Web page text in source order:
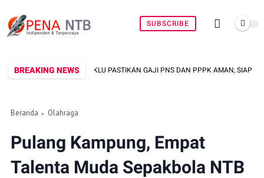
SUBSCRIBE
BREAKING NEWS
KLU PASTIKAN GAJI PNS DAN PPPK AMAN, SIAPKAN RP360 MILIAR
Beranda Olahraga
Pulang Kampung, Empat
Talenta Muda Sepakbola NTB